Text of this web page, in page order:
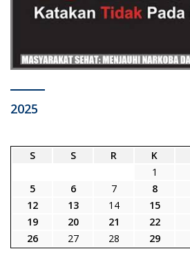
2025
S
S R K
1
5
6 7 8
12
13 14 15
19
20 21 22
26
27 28 29